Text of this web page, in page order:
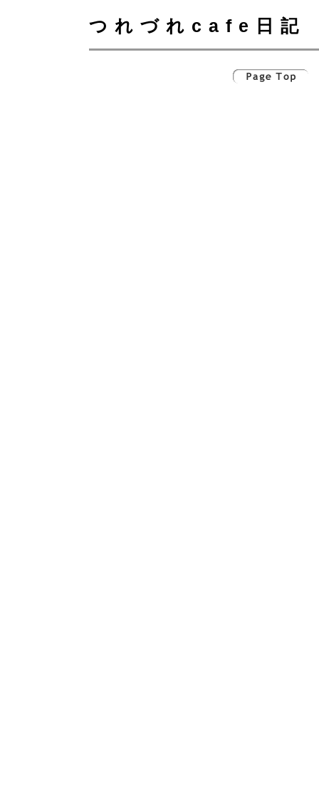
つれづれcafe日記